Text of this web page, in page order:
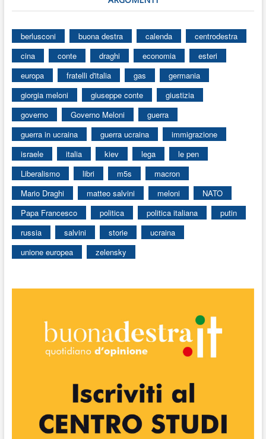
berlusconi buona destra calenda
centrodestra
cina
conte draghi economia
esteri
europa
fratelli d'italia gas
germania
giorgia meloni
giuseppe conte
giustizia
governo
Governo Meloni
guerra
guerra in ucraina
guerra ucraina
immigrazione
israele
italia kiev lega
le pen
Liberalismo
libri m5s
macron
Mario Draghi
matteo salvini meloni
NATO
Papa Francesco
politica politica italiana
putin
russia
salvini storie
ucraina
unione europea
zelensky